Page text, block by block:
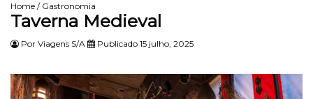
Home / Gastronomia
Taverna Medieval
Por Viagens S/A Publicado 15 julho, 2025